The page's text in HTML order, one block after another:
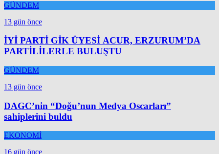
GÜNDEM
13 gün önce
İYİ PARTİ GİK ÜYESİ ACUR, ERZURUM’DA
PARTİLİLERLE BULUŞTU
GÜNDEM
13 gün önce
DAGC’nin “Doğu’nun Medya Oscarları”
sahiplerini buldu
EKONOMİ
16 gün önce